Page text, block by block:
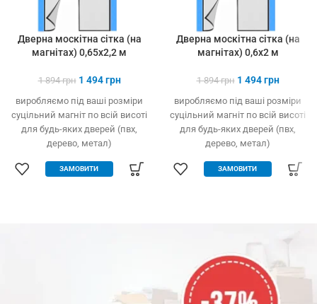
Дверна москітна сітка (на
магнітах) 0,65х2,2 м
1 894грн 1 494грн
виробляємо під ваші розміри
суцільний магніт по всій висоті
для будь-яких дверей (пвх,
дерево, метал)
інструменту
ЗАМОВИТИ
Дверна москітна сітка (на
магнітах) 0,6х2 м
1 894грн 1 494грн
виробляємо під ваші розміри
суцільний магніт по всій висоті
для будь-яких дверей (пвх,
дерево, метал)
інструменту
міцний та якісний матеріал
ЗАМОВИТИ